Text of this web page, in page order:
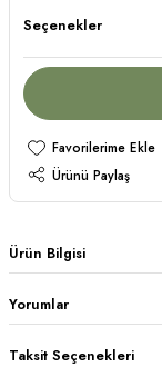
Seçenekler
Ürünü Paylaş
Ürün Bilgisi
Yorumlar
Taksit Seçenekleri